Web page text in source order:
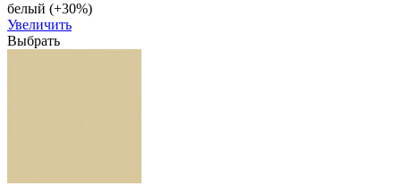
белый (+30%)
Увеличить
Выбрать